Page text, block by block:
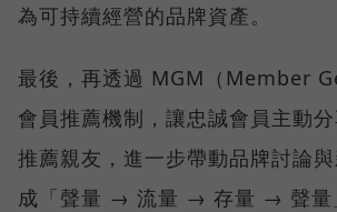
為可持續經營的品牌資產。
最後，再透過 MGM（Member
會員推薦機制，讓忠誠會員主動分
推薦親友，進一步帶動品牌討論
成「聲量 → 流量 → 存量 → 聲量